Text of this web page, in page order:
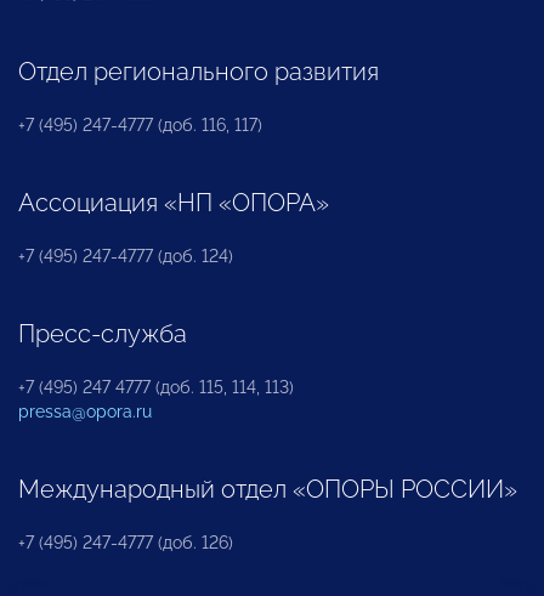
Отдел регионального развития
+7 (495) 247-4777 (доб. 116, 117)
Ассоциация «НП «ОПОРА»
+7 (495) 247-4777 (доб. 124)
Пресс-служба
+7 (495) 247 4777 (доб. 115, 114, 113)
pressa@opora.ru
Международный отдел «ОПОРЫ РОССИИ»
+7 (495) 247-4777 (доб. 126)